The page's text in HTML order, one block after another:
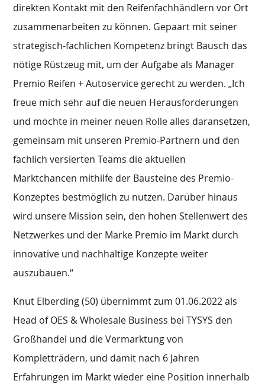
direkten Kontakt mit den Reifenfachhändlern vor Ort
zusammenarbeiten zu können. Gepaart mit seiner
strategisch-fachlichen Kompetenz bringt Bausch das
nötige Rüstzeug mit, um der Aufgabe als Manager
Premio Reifen + Autoservice gerecht zu werden. „Ich
freue mich sehr auf die neuen Herausforderungen
und möchte in meiner neuen Rolle alles daransetzen,
gemeinsam mit unseren Premio-Partnern und den
fachlich versierten Teams die aktuellen
Marktchancen mithilfe der Bausteine des Premio-
Konzeptes bestmöglich zu nutzen. Darüber hinaus
wird unsere Mission sein, den hohen Stellenwert des
Netzwerkes und der Marke Premio im Markt durch
innovative und nachhaltige Konzepte weiter
auszubauen.“
Knut Elberding (50) übernimmt zum 01.06.2022 als
Head of OES & Wholesale Business bei TYSYS den
Großhandel und die Vermarktung von
Kompletträdern, und damit nach 6 Jahren
Erfahrungen im Markt wieder eine Position innerhalb